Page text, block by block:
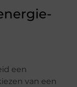
een
van een